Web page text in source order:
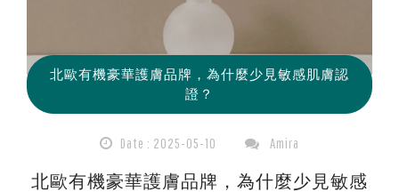
北歐有機豪華護膚品牌，為什麼少見敏感肌膚認
證？
Date : 2025-05-10 Amira
北歐有機豪華護膚品牌，為什麼少見敏感